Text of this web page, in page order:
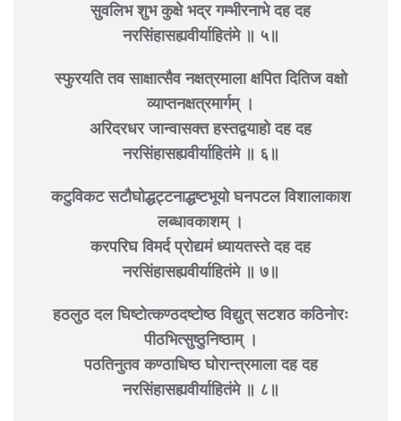
सुवलिभ शुभ कुक्षे भद्र गम्भीरनाभे दह दह
नरसिंहासह्यवीर्याहितंमे ॥ ५॥
स्फुरयति तव साक्षात्सैव नक्षत्रमाला क्षपित दितिज वक्षो
व्याप्तनक्षत्रमार्गम् ।
अरिदरधर जान्वासक्त हस्तद्वयाहो दह दह
नरसिंहासह्यवीर्याहितंमे ॥ ६॥
कटुविकट सटौघोद्धट्टनाद्धष्टभूयो घनपटल विशालाकाश
लब्धावकाशम् ।
करपरिघ विमर्द प्रोद्यमं ध्यायतस्ते दह दह
नरसिंहासह्यवीर्याहितंमे ॥ ७॥
हठलुठ दल घिष्टोत्कण्ठदष्टोष्ठ विद्युत् सटशठ कठिनोरः
पीठभित्सुष्ठुनिष्ठाम् ।
पठतिनुतव कण्ठाधिष्ठ घोरान्त्रमाला दह दह
नरसिंहासह्यवीर्याहितंमे ॥ ८॥